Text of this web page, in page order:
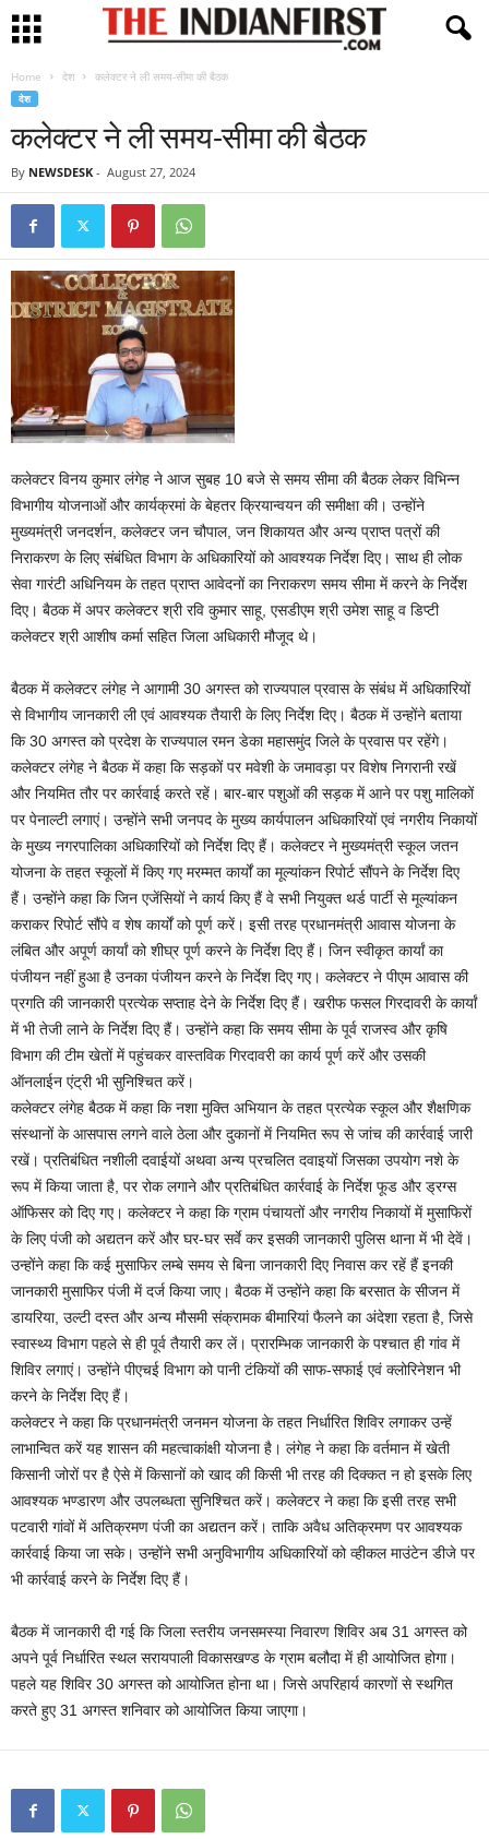
Home देश कलेक्टर ने ली समय-सीमा की बैठक
देश
कलेक्टर ने ली समय-सीमा की बैठक
By NEWSDESK - August 27, 2024
कलेक्टर विनय कुमार लंगेह ने आज सुबह 10 बजे से समय सीमा की बैठक लेकर विभिन्न
विभागीय योजनाओं और कार्यक्रमां के बेहतर क्रियान्वयन की समीक्षा की। उन्होंने
मुख्यमंत्री जनदर्शन, कलेक्टर जन चौपाल, जन शिकायत और अन्य प्राप्त पत्रों की
निराकरण के लिए संबंधित विभाग के अधिकारियों को आवश्यक निर्देश दिए। साथ ही लोक
सेवा गारंटी अधिनियम के तहत प्राप्त आवेदनों का निराकरण समय सीमा में करने के निर्देश
दिए। बैठक में अपर कलेक्टर श्री रवि कुमार साहू, एसडीएम श्री उमेश साहू व डिप्टी
कलेक्टर श्री आशीष कर्मा सहित जिला अधिकारी मौजूद थे।
बैठक में कलेक्टर लंगेह ने आगामी 30 अगस्त को राज्यपाल प्रवास के संबंध में अधिकारियों
से विभागीय जानकारी ली एवं आवश्यक तैयारी के लिए निर्देश दिए। बैठक में उन्होंने बताया
कि 30 अगस्त को प्रदेश के राज्यपाल रमन डेका महासमुंद जिले के प्रवास पर रहेंगे।
कलेक्टर लंगेह ने बैठक में कहा कि सड़कों पर मवेशी के जमावड़ा पर विशेष निगरानी रखें
और नियमित तौर पर कार्रवाई करते रहें। बार-बार पशुओं की सड़क में आने पर पशु मालिकों
पर पेनाल्टी लगाएं। उन्होंने सभी जनपद के मुख्य कार्यपालन अधिकारियों एवं नगरीय निकायों
के मुख्य नगरपालिका अधिकारियों को निर्देश दिए हैं। कलेक्टर ने मुख्यमंत्री स्कूल जतन
योजना के तहत स्कूलों में किए गए मरम्मत कार्यों का मूल्यांकन रिपोर्ट सौंपने के निर्देश दिए
हैं। उन्होंने कहा कि जिन एजेंसियों ने कार्य किए हैं वे सभी नियुक्त थर्ड पार्टी से मूल्यांकन
कराकर रिपोर्ट सौंपे व शेष कार्यों को पूर्ण करें। इसी तरह प्रधानमंत्री आवास योजना के
लंबित और अपूर्ण कार्यां को शीघ्र पूर्ण करने के निर्देश दिए हैं। जिन स्वीकृत कार्यां का
पंजीयन नहीं हुआ है उनका पंजीयन करने के निर्देश दिए गए। कलेक्टर ने पीएम आवास की
प्रगति की जानकारी प्रत्येक सप्ताह देने के निर्देश दिए हैं। खरीफ फसल गिरदावरी के कार्यां
में भी तेजी लाने के निर्देश दिए हैं। उन्होंने कहा कि समय सीमा के पूर्व राजस्व और कृषि
विभाग की टीम खेतों में पहुंचकर वास्तविक गिरदावरी का कार्य पूर्ण करें और उसकी
ऑनलाईन एंट्री भी सुनिश्चित करें।
कलेक्टर लंगेह बैठक में कहा कि नशा मुक्ति अभियान के तहत प्रत्येक स्कूल और शैक्षणिक
संस्थानों के आसपास लगने वाले ठेला और दुकानों में नियमित रूप से जांच की कार्रवाई जारी
रखें। प्रतिबंधित नशीली दवाईयों अथवा अन्य प्रचलित दवाइयों जिसका उपयोग नशे के
रूप में किया जाता है, पर रोक लगाने और प्रतिबंधित कार्रवाई के निर्देश फूड और ड्रग्स
ऑफिसर को दिए गए। कलेक्टर ने कहा कि ग्राम पंचायतों और नगरीय निकायों में मुसाफिरों
के लिए पंजी को अद्यतन करें और घर-घर सर्वे कर इसकी जानकारी पुलिस थाना में भी देवें।
उन्होंने कहा कि कई मुसाफिर लम्बे समय से बिना जानकारी दिए निवास कर रहें हैं इनकी
जानकारी मुसाफिर पंजी में दर्ज किया जाए। बैठक में उन्होंने कहा कि बरसात के सीजन में
डायरिया, उल्टी दस्त और अन्य मौसमी संक्रामक बीमारियां फैलने का अंदेशा रहता है, जिसे
स्वास्थ्य विभाग पहले से ही पूर्व तैयारी कर लें। प्रारम्भिक जानकारी के पश्चात ही गांव में
शिविर लगाएं। उन्होंने पीएचई विभाग को पानी टंकियों की साफ-सफाई एवं क्लोरिनेशन भी
करने के निर्देश दिए हैं।
कलेक्टर ने कहा कि प्रधानमंत्री जनमन योजना के तहत निर्धारित शिविर लगाकर उन्हें
लाभान्वित करें यह शासन की महत्वाकांक्षी योजना है। लंगेह ने कहा कि वर्तमान में खेती
किसानी जोरों पर है ऐसे में किसानों को खाद की किसी भी तरह की दिक्कत न हो इसके लिए
आवश्यक भण्डारण और उपलब्धता सुनिश्चित करें। कलेक्टर ने कहा कि इसी तरह सभी
पटवारी गांवों में अतिक्रमण पंजी का अद्यतन करें। ताकि अवैध अतिक्रमण पर आवश्यक
कार्रवाई किया जा सके। उन्होंने सभी अनुविभागीय अधिकारियों को व्हीकल माउंटेन डीजे पर
भी कार्रवाई करने के निर्देश दिए हैं।
बैठक में जानकारी दी गई कि जिला स्तरीय जनसमस्या निवारण शिविर अब 31 अगस्त को
अपने पूर्व निर्धारित स्थल सरायपाली विकासखण्ड के ग्राम बलौदा में ही आयोजित होगा।
पहले यह शिविर 30 अगस्त को आयोजित होना था। जिसे अपरिहार्य कारणों से स्थगित
करते हुए 31 अगस्त शनिवार को आयोजित किया जाएगा।